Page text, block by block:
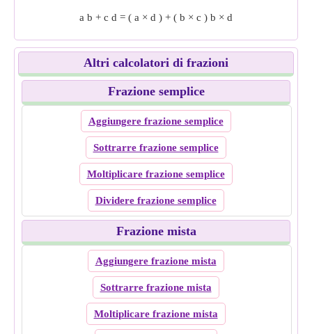
a b + c d = ( a × d ) + ( b × c ) b × d
Altri calcolatori di frazioni
Frazione semplice
Aggiungere frazione semplice
Sottrarre frazione semplice
Moltiplicare frazione semplice
Dividere frazione semplice
Frazione mista
Aggiungere frazione mista
Sottrarre frazione mista
Moltiplicare frazione mista